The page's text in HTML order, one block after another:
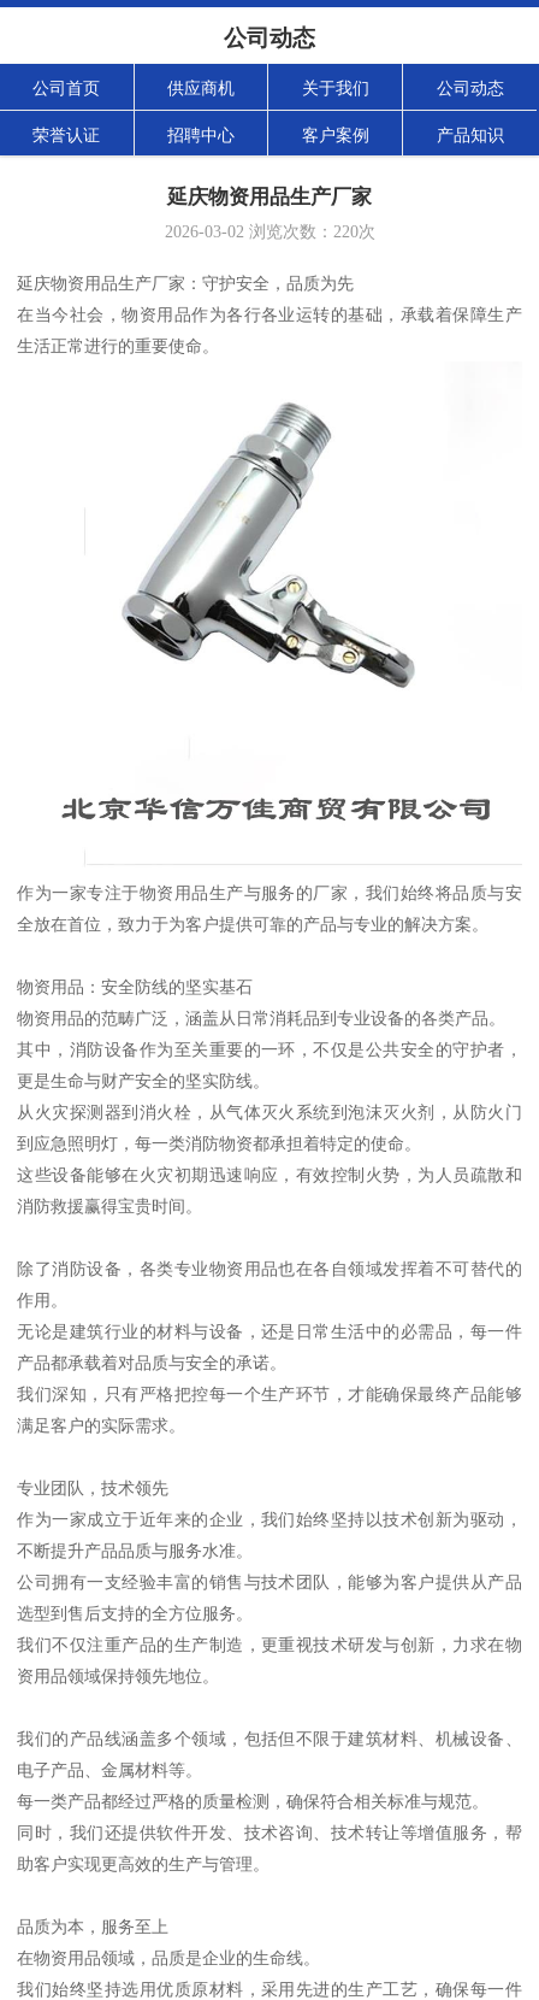
公司动态
公司首页 供应商机 关于我们 公司动态
荣誉认证 招聘中心 客户案例 产品知识
延庆物资用品生产厂家
2026-03-02浏览次数： 220次
延庆物资用品生产厂家：守护安全，品质为先
在当今社会，物资用品作为各行各业运转的基础，承载着保障生产
生活正常进行的重要使命。
作为一家专注于物资用品生产与服务的厂家，我们始终将品质与安
全放在首位，致力于为客户提供可靠的产品与专业的解决方案。
物资用品：安全防线的坚实基石
物资用品的范畴广泛，涵盖从日常消耗品到专业设备的各类产品。
其中，消防设备作为至关重要的一环，不仅是公共安全的守护者，
更是生命与财产安全的坚实防线。
从火灾探测器到消火栓，从气体灭火系统到泡沫灭火剂，从防火门
到应急照明灯，每一类消防物资都承担着特定的使命。
这些设备能够在火灾初期迅速响应，有效控制火势，为人员疏散和
消防救援赢得宝贵时间。
除了消防设备，各类专业物资用品也在各自领域发挥着不可替代的
作用。
无论是建筑行业的材料与设备，还是日常生活中的必需品，每一件
产品都承载着对品质与安全的承诺。
我们深知，只有严格把控每一个生产环节，才能确保最终产品能够
满足客户的实际需求。
专业团队，技术领先
作为一家成立于近年来的企业，我们始终坚持以技术创新为驱动，
不断提升产品品质与服务水准。
公司拥有一支经验丰富的销售与技术团队，能够为客户提供从产品
选型到售后支持的全方位服务。
我们不仅注重产品的生产制造，更重视技术研发与创新，力求在物
资用品领域保持领先地位。
我们的产品线涵盖多个领域，包括但不限于建筑材料、机械设备、
电子产品、金属材料等。
每一类产品都经过严格的质量检测，确保符合相关标准与规范。
同时，我们还提供软件开发、技术咨询、技术转让等增值服务，帮
助客户实现更高效的生产与管理。
品质为本，服务至上
在物资用品领域，品质是企业的生命线。
我们始终坚持选用优质原材料，采用先进的生产工艺，确保每一件